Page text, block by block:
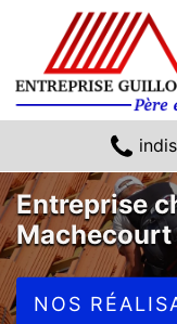
Entreprise
NOS